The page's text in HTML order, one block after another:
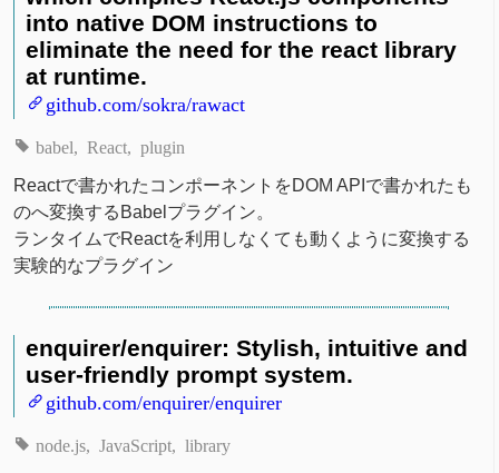
into native DOM instructions to
eliminate the need for the react library
at runtime.
github.com/sokra/rawact
babel React plugin
Reactで書かれたコンポーネントをDOM APIで書かれたも
のへ変換するBabelプラグイン。
ランタイムでReactを利用しなくても動くように変換する
実験的なプラグイン
enquirer/enquirer: Stylish, intuitive and
user-friendly prompt system.
github.com/enquirer/enquirer
node.js JavaScript library